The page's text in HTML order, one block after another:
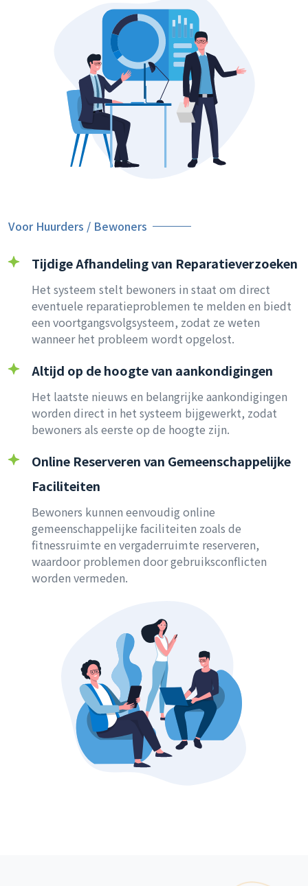
Voor Huurders / Bewoners
Tijdige Afhandeling van Reparatieverzoeken
Het systeem stelt bewoners in staat om direct
eventuele reparatieproblemen te melden en biedt
een voortgangsvolgsysteem, zodat ze weten
wanneer het probleem wordt opgelost.
Altijd op de hoogte van aankondigingen
Het laatste nieuws en belangrijke aankondigingen
worden direct in het systeem bijgewerkt, zodat
bewoners als eerste op de hoogte zijn.
Online Reserveren van Gemeenschappelijke
Faciliteiten
Bewoners kunnen eenvoudig online
gemeenschappelijke faciliteiten zoals de
fitnessruimte en vergaderruimte reserveren,
waardoor problemen door gebruiksconflicten
worden vermeden.